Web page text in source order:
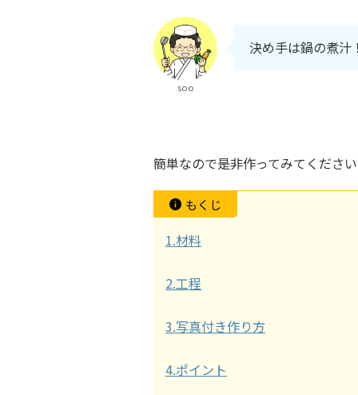
soo
決め手は鍋の煮汁
簡単なので是非作ってみてくださ
もくじ
1.材料
2.工程
3.写真付き作り方
4.ポイント